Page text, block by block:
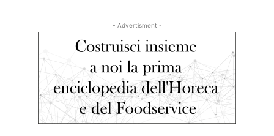
- Advertisment -